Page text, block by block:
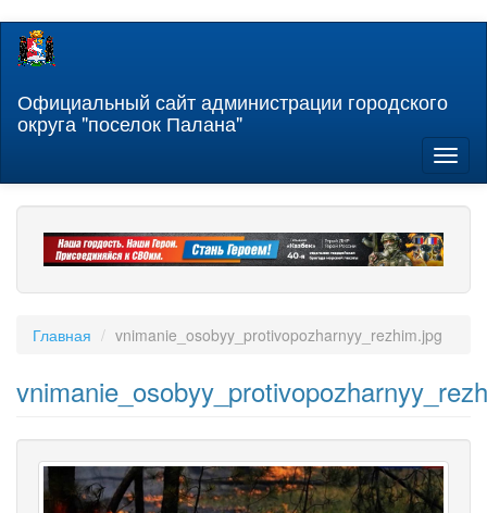
Перейти
содержанию
Официальный сайт администрации городского
округа "поселок Палана"
Главная vnimanie_osobyy_protivopozharnyy_rezhim.jpg